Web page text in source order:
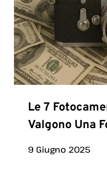
Le 7
Valgono Una
9 Giugno 2025